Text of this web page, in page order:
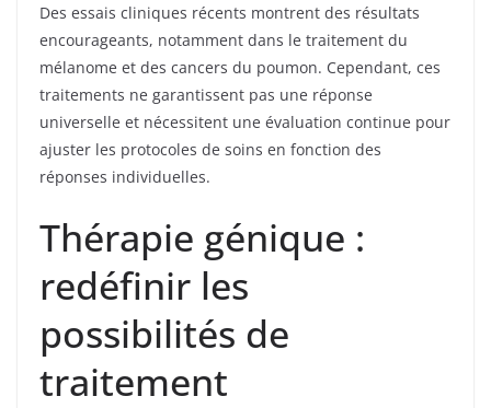
Des essais cliniques récents montrent des résultats
encourageants, notamment dans le traitement du
mélanome et des cancers du poumon. Cependant, ces
traitements ne garantissent pas une réponse
universelle et nécessitent une évaluation continue pour
ajuster les protocoles de soins en fonction des
réponses individuelles.
Thérapie génique :
redéfinir les
possibilités de
traitement